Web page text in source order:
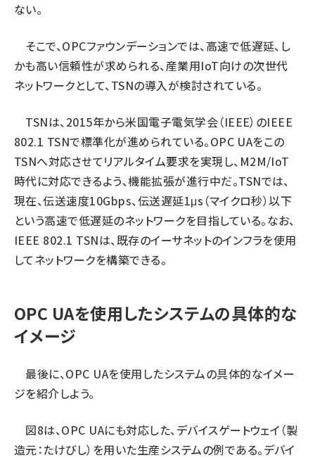
ない。
そこで、OPCファウンデーションでは、高速で低遅延、し
かも高い信頼性が求められる、産業用IoT向けの次世代
ネットワークとして、TSNの導入が検討されている。
TSNは、2015年から米国電子電気学会（IEEE）のIEEE
802.1 TSNで標準化が進められている。OPC UAをこの
TSNへ対応させてリアルタイム要求を実現し、M2M/IoT
時代に対応できるよう、機能拡張が進行中だ。TSNでは、
現在、伝送速度10Gbps、伝送遅延1μs（マイクロ秒）以下
という高速で低遅延のネットワークを目指している。なお、
IEEE 802.1 TSNは、既存のイーサネットのインフラを使用
してネットワークを構築できる。
OPC UAを使用したシステムの具体的な
イメージ
最後に、OPC UAを使用したシステムの具体的なイメー
ジを紹介しよう。
図8は、OPC UAにも対応した、デバイスゲートウェイ（製
造元：たけびし）を用いた生産システムの例である。デバイ